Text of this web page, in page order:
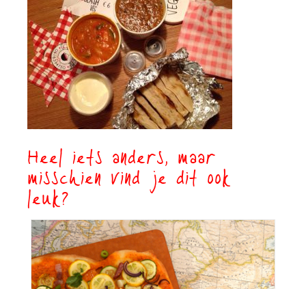
Heel iets anders, maar
misschien vind je dit ook
leuk?